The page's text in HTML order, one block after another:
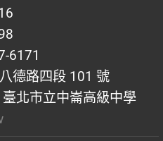
6171
德路四段 101 號
臺北市立中崙高級中學